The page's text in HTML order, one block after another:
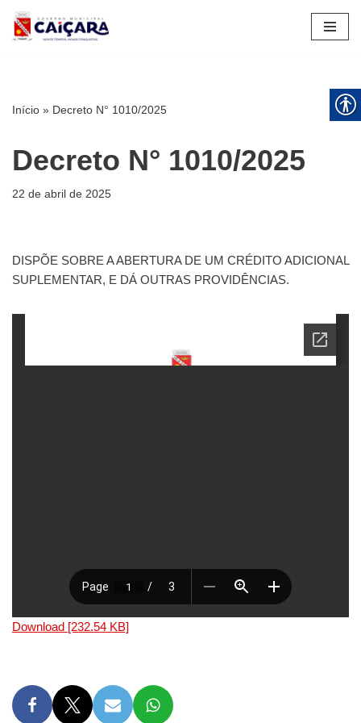
Pular
Início » Decreto N° 1010/2025
Decreto N° 1010/2025
22 de abril de 2025
DISPÕE SOBRE A ABERTURA DE UM CRÉDITO ADICIONAL
SUPLEMENTAR, E DÁ OUTRAS PROVIDÊNCIAS.
Download [232.54 KB]